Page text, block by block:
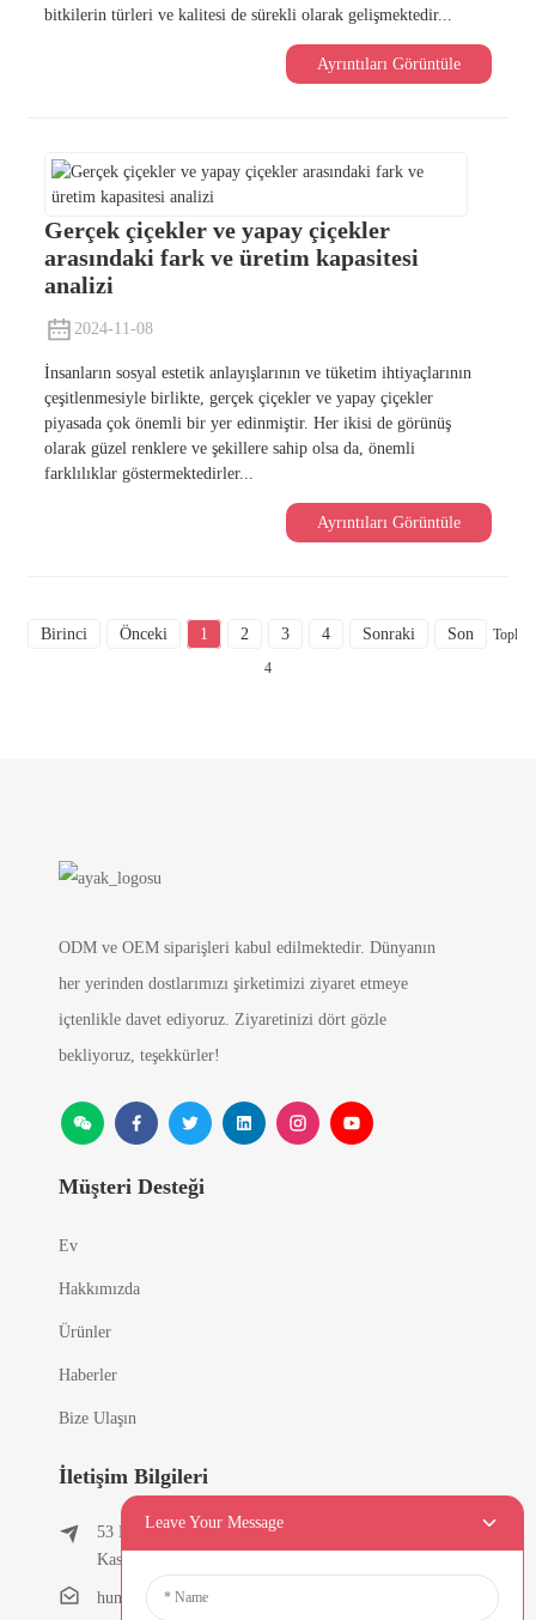
bitkilerin türleri ve kalitesi de sürekli olarak gelişmektedir...
Ayrıntıları Görüntüle
Gerçek çiçekler ve yapay çiçekler
arasındaki fark ve üretim kapasitesi
analizi
2024-11-08
İnsanların sosyal estetik anlayışlarının ve tüketim ihtiyaçlarının
çeşitlenmesiyle birlikte, gerçek çiçekler ve yapay çiçekler
piyasada çok önemli bir yer edinmiştir. Her ikisi de görünüş
olarak güzel renklere ve şekillere sahip olsa da, önemli
farklılıklar göstermektedirler...
Ayrıntıları Görüntüle
Birinci Önceki 1 2 3 4 Sonraki Son
Toplam
4
ODM ve OEM siparişleri kabul edilmektedir. Dünyanın
her yerinden dostlarımızı şirketimizi ziyaret etmeye
içtenlikle davet ediyoruz. Ziyaretinizi dört gözle
bekliyoruz, teşekkürler!
Müşteri Desteği
Ev
Hakkımızda
Ürünler
Haberler
Bize Ulaşın
İletişim Bilgileri
53 Doğu Chunfeng Yolu, Tielukeng Köyü, Qishi
Kasabası, Dongguan, Guangdong, Çin
humanlu@foxmail.com
Leave Your Message